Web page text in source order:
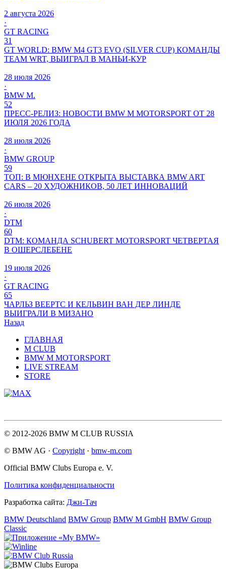
2 августа 2026
·
GT RACING
31
GT WORLD: BMW M4 GT3 EVO (SILVER CUP) КОМАНДЫ
TEAM WRT, ВЫИГРАЛ В МАНЬИ-КУР
28 июля 2026
·
BMW M.
52
ПРЕСС-РЕЛИЗ: НОВОСТИ BMW M MOTORSPORT ОТ 28
ИЮЛЯ 2026 ГОДА
28 июля 2026
·
BMW GROUP
59
ТОП: В МЮНХЕНЕ ОТКРЫТА ВЫСТАВКА BMW ART
CARS – 20 ХУДОЖНИКОВ, 50 ЛЕТ ИННОВАЦИЙ
26 июля 2026
·
DTM
60
DTM: КОМАНДА SCHUBERT MOTORSPORT ЧЕТВЕРТАЯ
В ОШЕРСЛЕБЕНЕ
19 июля 2026
·
GT RACING
65
ЧАРЛЬЗ ВЕЕРТС И КЕЛЬВИН ВАН ДЕР ЛИНДЕ
ВЫИГРАЛИ В МИЗАНО
Назад
ГЛАВНАЯ
M CLUB
BMW M MOTORSPORT
LIVE STREAM
STORE
© 2012-2026 BMW M CLUB RUSSIA
© BMW AG · Copyright · bmw-m.com
Official BMW Clubs Europa e. V.
Политика конфиденциальности
Разработка сайта: Джи-Тач
BMW Deutschland BMW Group BMW M GmbH BMW Group
Classic